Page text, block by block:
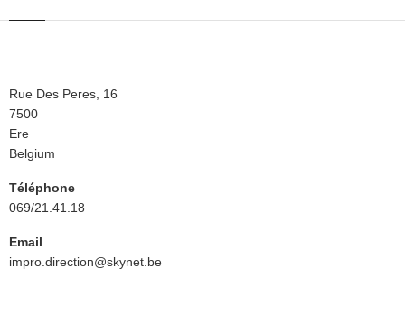
Rue
Rue Des Peres, 16
Code
Postal
7500
Ville
Ere
Pays
Belgium
Téléphone
069/21.41.18
Email
impro.direction@skynet.be